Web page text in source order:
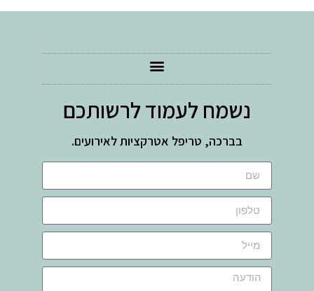
נשמח לעמוד לרשותכם
בברכה, טריפל אטרקציות לאירועים.